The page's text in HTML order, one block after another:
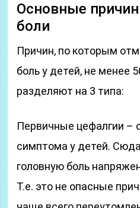
Основные
боли
Причин, по которым
боль у детей, не менее
разделяют на 3 типа:
Первичные цефалгии –
симптома у детей.
головную боль
Т.е. это не опасные